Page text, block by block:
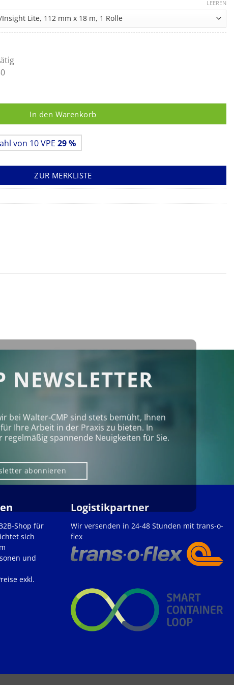
bis
158,00 €
LEEREN
In den Warenkorb
von 10 VPE 29 %
ZUR MERKLISTE
NEWSLETTER
bei Walter‑CMP sind stets bemüht, Ihnen
Ihre Arbeit in der Praxis zu bieten. In
spannende Neuigkeiten für Sie.
abonnieren
Shop für
sich
und
exkl.
Logistikpartner
Wir versenden in 24-48 Stunden mit trans-o-
flex